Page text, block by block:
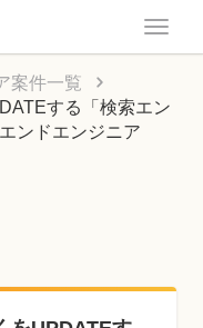
Toggle
案件一覧
する「検索エン
ンドエンジニア